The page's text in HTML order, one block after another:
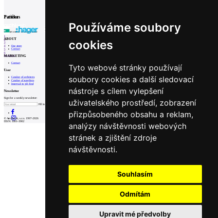
Používáme soubory
cookies
Tyto webové stránky používají
soubory cookies a další sledovací
nástroje s cílem vylepšení
uživatelského prostředí, zobrazení
přizpůsobeného obsahu a reklam,
analýzy návštěvnosti webových
stránek a zjištění zdroje
návštěvnosti.
Souhlasím
Odmítám
Upravit mé předvolby
Partners
1
2
3
4
5
6
PrevNext
Patička
internet center of architecture
ABOUT
Our store
Contact
MARKETING
Contact
User
Catalog of architects
Catalog of suppliers
Insert ad to job find
Newsletter
Sign for a weekly newsletter:
Fill in „nospam“
© Archiweb, s.r.o. 1997-2026
ISSN: 1801-3902